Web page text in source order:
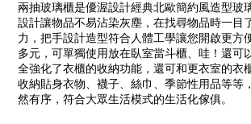
兩抽玻璃櫃是優渥設計經典北歐簡約風造型玻
設計讓物品不易沾染灰塵，在找尋物品時一目
力，把手設計造型符合人體工學讓您開啟更方
多元，可單獨使用放在臥室當斗櫃、哇！還可
全強化了衣櫃的收納功能，還可和更衣室的衣
收納貼身衣物、襪子、絲巾、季節性用品等等
然有序，符合大眾生活模式的生活化傢俱。